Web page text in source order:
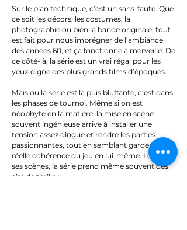
Sur le plan technique, c’est un sans-faute. Que
ce soit les décors, les costumes, la
photographie ou bien la bande originale, tout
est fait pour nous imprégner de l’ambiance
des années 60, et ça fonctionne à merveille. De
ce côté-là, la série est un vrai régal pour les
yeux digne des plus grands films d’époques.
Mais ou la série est la plus bluffante, c’est dans
les phases de tournoi. Même si on est
néophyte en la matière, la mise en scène
souvent ingénieuse arrive à installer une
tension assez dingue et rendre les parties
passionnantes, tout en semblant garder une
réelle cohérence du jeu en lui-même. Lors de
ses scènes, la série prend même souvent des
airs de thriller.